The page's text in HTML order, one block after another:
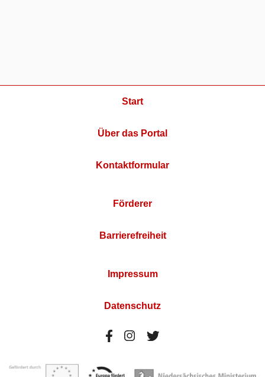
Start
Über das Portal
Kontaktformular
Förderer
Barrierefreiheit
Impressum
Datenschutz